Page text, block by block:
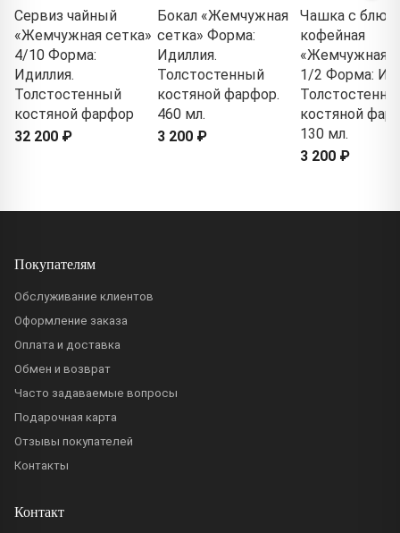
Сервиз чайный
«Жемчужная сетка»
4/10 Форма:
Идиллия.
Толстостенный
костяной фарфор
32 200 ₽
Бокал «Жемчужная
сетка» Форма:
Идиллия.
Толстостенный
костяной фарфор.
460 мл.
3 200 ₽
Чашка с
кофейная
«Жемчужная
1/2 Форма:
костяной
130 мл.
3 200 ₽
Покупателям
Обслуживание клиентов
Оформление заказа
Оплата и доставка
Обмен и возврат
Часто задаваемые вопросы
Подарочная карта
Отзывы покупателей
Контакты
Контакт